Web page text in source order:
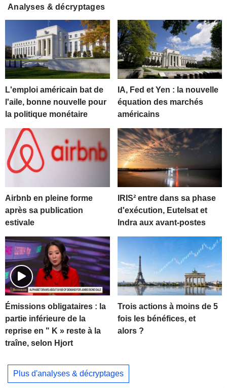
Analyses & décryptages
L'emploi américain bat de
l'aile, bonne nouvelle pour
la politique monétaire
IA, Fed et Yen : la nouvelle
équation des marchés
américains
Airbnb en pleine forme
après sa publication
estivale
IRIS² entre dans sa phase
d'exécution, Eutelsat et
Indra aux avant-postes
Émissions obligataires : la
partie inférieure de la
reprise en " K » reste à la
traîne, selon Hjort
Trois actions à moins de 5
fois les bénéfices, et
alors ?
Plus d'analyses & décryptages